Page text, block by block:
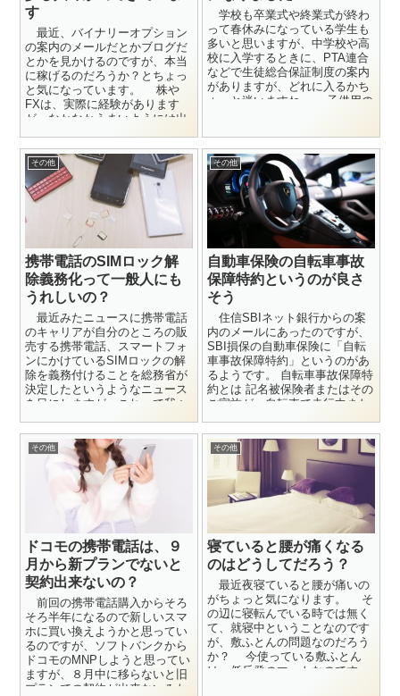
す
最近、バイナリーオプション
の案内のメールだとかブログだ
とかを見かけるのですが、本当
に稼げるのだろうか？とちょっ
と気になっています。 株や
FXは、実際に経験があります
が、なかなかうまいようには出
で、最近は...
学校も卒業式や終業式が終わ
って春休みになっている学生も
多いと思いますが、中学校や高
校に入学するときに、PTA連合
などで生徒総合保証制度の案内
がありますが、どれに入るかち
ょっと迷いますね。 子供用の
その他
携帯電話のSIMロック解
除義務化って一般人にも
うれしいの？
最近みたニュースに携帯電話
のキャリアが自分のところの販
売する携帯電話、スマートフォ
ンにかけているSIMロックの解
除を義務付けることを総務省が
決定したというようなニュース
を目にしますが、これって我々
い事なのだろう...
その他
自動車保険の自転車事故
保障特約というのが良さ
そう
住信SBIネット銀行からの案
内のメールにあったのですが、
SBI損保の自動車保険に「自転
車事故保障特約」というのがあ
るようです。 自転車事故保障特
約とは 記名被保険者またはその
ご家族が、自転車で走行中また
ケ...
その他
ドコモの携帯電話は、９
月から新プランでないと
契約出来ないの？
前回の携帯電話購入からそろ
そろ半年になるので新しいスマ
ホに買い換えようかと思ってい
るのですが、ソフトバンクから
ドコモのMNPしようと思ってい
ますが、８月中に移らないと旧
プランでの契約が出来ないみた
その他
寝ていると腰が痛くなる
のはどうしてだろう？
最近夜寝ていると腰が痛いの
がちょっと気になります。 そ
の辺に寝転んでいる時では無く
て、就寝中ということなのです
が、敷ふとんの問題なのだろう
か？ 今使っている敷ふとん
は、低反発のマットなのです